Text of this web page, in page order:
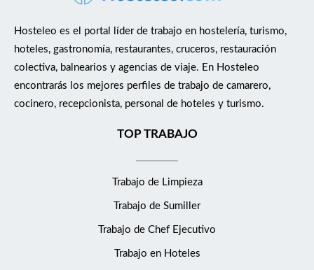
la eficiencia y el producto estrella (Arroces, Cafetería y Take
Away). - Control de Escandallos e Inventarios: Gestión rigurosa
de las compras (aprovisionamientos) para mantener los
excelentes márgenes actuales. - Estandarización: Crear fichas
operativas. ¿Qué ofrecemos? - Estabilidad absoluta: Proyecto
Salario entre 24.000€ y 30.000€ brutos anuales (Según valía y
experiencia) + incentivos por objetivos de rentabilidad y control
transformación del negocio hacia el modelo "D'Antis 2026"
(Take Away y digitalización). - Respaldo: Trabajarás codo con
Hosteleo es el portal líder de trabajo en hostelería, turismo,
hoteles, gastronomía, restaurantes, cruceros, restauración
colectiva, balnearios y agencias de viaje. En Hosteleo
encontrarás los mejores perfiles de trabajo de camarero,
cocinero, recepcionista, personal de hoteles y turismo.
TOP TRABAJO
Trabajo de Limpieza
Trabajo de Sumiller
Trabajo de Chef Ejecutivo
Trabajo en Hoteles